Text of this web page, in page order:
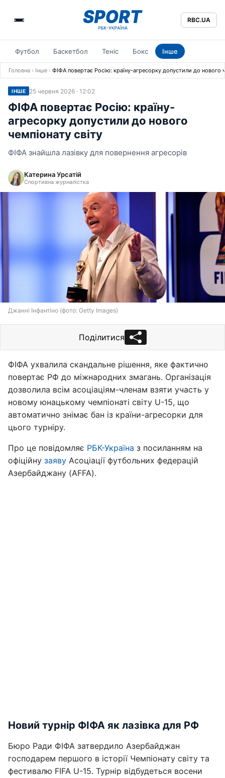
RBC.UA
Футбол Баскетбол Теніс Бокс Інше
Головна › Інше › ФІФА повертає Росію: країну-агресорку допустили до нового
ІНШЕ 25 червня 2026 · 12:02
ФІФА повертає Росію: країну-
агресорку допустили до нового
чемпіонату світу
ФІФА знайшла лазівку для повернення агресорів
Катерина Урсатій
Спортивна журналістка
Джанні Інфантіно (фото: Getty Images)
Поділитися
ФІФА ухвалила скандальне рішення, яке фактично
повертає РФ до міжнародних змагань. Організація
дозволила всім асоціаціям-членам взяти участь у
новому юнацькому чемпіонаті світу U-15, що
автоматично знімає бан із країни-агресорки для
цього турніру.
Про це повідомляє РБК-Україна з посиланням на
офіційну заяву Асоціації футбольних федерацій
Азербайджану (AFFA).
Новий турнір ФІФА як лазівка для РФ
Бюро Ради ФІФА затвердило Азербайджан
господарем першого в історії Чемпіонату світу та
фестивалю FIFA U-15. Турнір відбудеться восени